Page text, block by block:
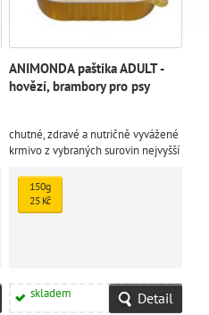
ANIMONDA paštika ADULT -
hovězí, brambory pro psy
chutné, zdravé a nutričně vyvážené
krmivo z vybraných surovin nejvyšší
150g
25 Kč
skladem Detail